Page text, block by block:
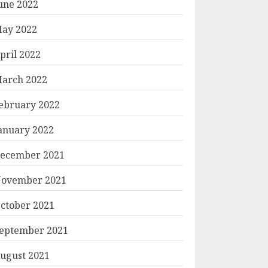
2022
2022
2022
2022
2022
2022
2021
2021
2021
2021
2021